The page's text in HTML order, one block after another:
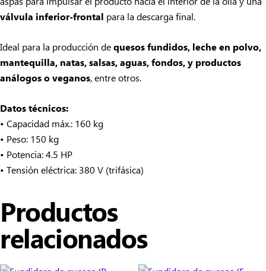
válvula inferior-frontal para la descarga final.
Ideal para la producción de quesos fundidos, leche en polvo,
mantequilla, natas, salsas, aguas, fondos, y productos
análogos o veganos, entre otros.
Datos técnicos:
• Capacidad máx.: 160 kg
• Peso: 150 kg
• Potencia: 4.5 HP
• Tensión eléctrica: 380 V (trifásica)
Productos
relacionados